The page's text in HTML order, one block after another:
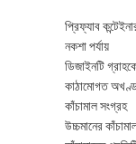
প্রিফ্যাব
নকশা পর্যায়
ডিজাইনটি
কাঠামোগত
কাঁচামাল সংগ্রহ
উচ্চমানের